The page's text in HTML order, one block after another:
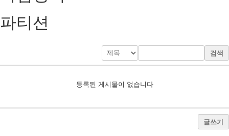
파티션
검색
등록된 게시물이 없습니다
글쓰기